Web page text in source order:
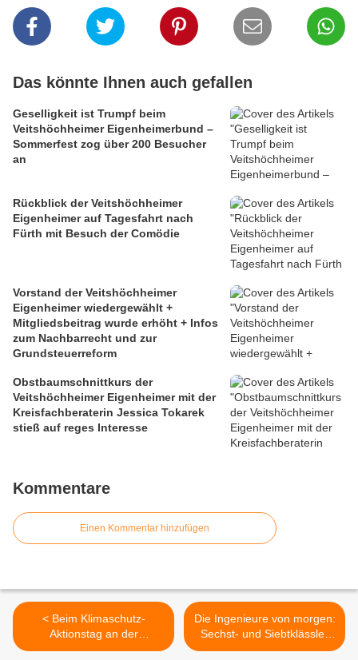
Das könnte Ihnen auch gefallen
Geselligkeit ist Trumpf beim
Veitshöchheimer Eigenheimerbund –
Sommerfest zog über 200 Besucher
an
Rückblick der Veitshöchheimer
Eigenheimer auf Tagesfahrt nach
Fürth mit Besuch der Comödie
Vorstand der Veitshöchheimer
Eigenheimer wiedergewählt +
Mitgliedsbeitrag wurde erhöht + Infos
zum Nachbarrecht und zur
Grundsteuerreform
Obstbaumschnittkurs der
Veitshöchheimer Eigenheimer mit der
Kreisfachberaterin Jessica Tokarek
stieß auf reges Interesse
Kommentare
Einen Kommentar hinzufügen
< Beim Klimaschutz-
Aktionstag an der
Mittelschule sensibilisierte
Die Ingenieure von morgen:
Sechst- und Siebtklässler
der Schülerakademie